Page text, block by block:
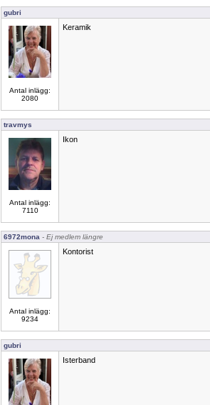
gubri
Antal inlägg:
2080
Keramik
travmys
Antal inlägg:
7110
Ikon
6972mona - Ej medlem längre
Antal inlägg:
9234
Kontorist
gubri
Isterband